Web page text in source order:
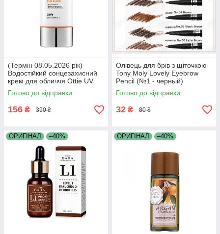
(Термін 08.05.2026 рік)
Водостійкий сонцезахисний
крем для обличчя Ottie UV
Defense Sun Fluid
SPF43/PA++ 50м
Готово до відправки
156 ₴ 390 ₴
Олівець для брів з щіточкою
Tony Moly Lovely Eyebrow
Pencil (№1 - черный)
Готово до відправки
32 ₴ 80 ₴
ОРИГІНАЛ –40% ОРИГІНАЛ –40%